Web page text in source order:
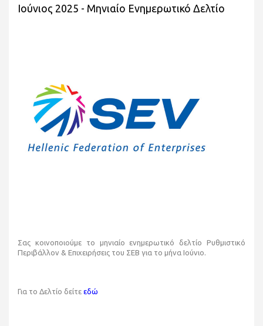
Ιούνιος 2025 - Μηνιαίο Ενημερωτικό Δελτίο
Σας κοινοποιούμε το μηνιαίο ενημερωτικό δελτίο Ρυθμιστικό
Περιβάλλον & Επιχειρήσεις του ΣΕΒ για το μήνα Ιούνιο.
Για το Δελτίο δείτε εδώ